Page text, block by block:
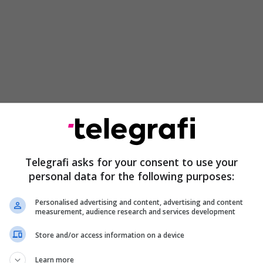
e sigurisë është stabile, por ende ekzistojnë
misionin e EUFOR/Althea për punën në
në Bosnje dhe Hercegovinë, por dha edhe
shëndet institucional. Edhe pse nuk ka krizë të
një krizë e funksionimit të institucioneve
politike. Kjo ndikon në qeverisjen e shtetit,
dhe jetën e qytetarëve. Janë shqetësuese
institucionet shtetërore përmes bllokadave
Telegrafi asks for your consent to use your
personal data for the following purposes:
Personalised advertising and content, advertising and content
measurement, audience research and services development
Store and/or access information on a device
Learn more